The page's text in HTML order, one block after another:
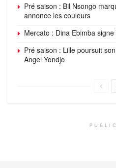
Pré saison : Bil Nsongo
annonce les couleurs
Mercato : Dina Ebimba
Pré saison : Lille poursuit
Angel Yondjo